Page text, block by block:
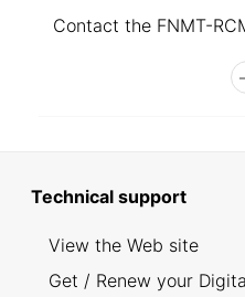
Contact the FNMT-
Technical support
View the Web site
Get / Renew your